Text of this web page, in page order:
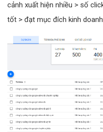
cảnh xuất hiện nhiều > số
tốt > đạt mục đích kinh